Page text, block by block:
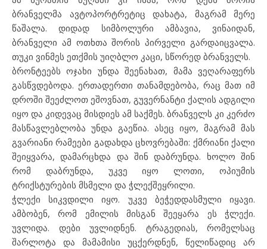
ბრანველმა ავტოპორტრეტიც დახატა, მაგრამ მერე
წაშალა. დიდად სიმბოლური ამბავია, ვინაიდან,
ბრანველი ამ ოთხთა შორის პირველი გარდაიცვალა.
თუკი ვინმეს ეთქმის უიღბლო კაცი, სწორედ ბრანველს.
ბრონტეებს ოჯახი უნდა შეენახათ, მამა ვეღარაფერს
გასწვდებოდა. ერთადერთი თანამდებობა, რაც მათ იმ
დროში შეეძლოთ ეშოვნათ, გუვერნანტი ქალის ადგილი
იყო და კიდევაც მისდიეს ამ საქმეს. ბრანველს კი კერძო
მასწავლებლობა უნდა გაეწია. ასეც იყო, მაგრამ მას
გვარიანი რამეები გადახდა ცხოვრებაში: ქმრიანი ქალი
შეიყვარა, დამარცხდა და შინ დაბრუნდა. ხოლო შინ
რომ დაბრუნდა, უკვე იყო ლოთი, ოპიუმის
ტრიქსტურების მსმელი და ჭლექშეყრილი.
ჭლექი სიკვდილი იყო. უკვე ბეჭედდასმული იყავი.
ამბობენ, რომ ემილის მისგან შეეყარა ეს ჭლექი.
უვლიდა. დები უვლიდნენ. ტრაგედიას, რომელსაც
შარლოტა და მამამისი უცქერდნენ, წელიწადიც არ